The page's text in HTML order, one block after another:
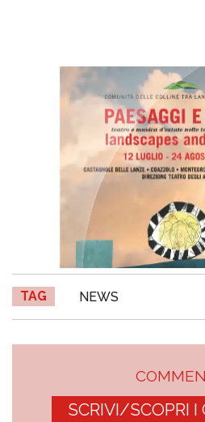
TAG NEWS
SCRIVI/SCOPRI I